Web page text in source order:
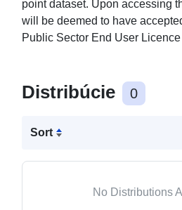
point dataset. Upon accessing
will be deemed to have
Public Sector End User
Distribúcie 0
Sort
No Distributions